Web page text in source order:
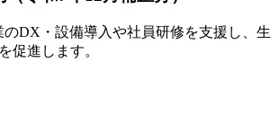
DX・設備導入や社員研修を支援し、生
促進します。